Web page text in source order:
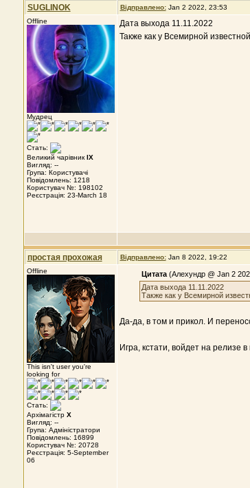
SUGLINOK Відправлено: Jan 2 2022, 23:53
Offline
Мудрец
Стать:
Великий чарівник IX
Вигляд: --
Група: Користувачі
Повідомлень: 1218
Користувач №: 198102
Реєстрація: 23-March 18
Дата выхода 11.11.2022
Также как у Всемирной
простая прохожая Відправлено: Jan 8 2022, 19:22
Offline
This isn't user you're
looking for
Стать:
Архімагістр X
Вигляд: --
Група: Адміністратори
Повідомлень: 16899
Користувач №: 20728
Реєстрація: 5-September
06
Цитата (Алехундр @ Jan 2
Дата выхода 11.11.2022
Также как у Всемирной
Да-да, в том и прикол. И
Игра, кстати, войдет на релизе